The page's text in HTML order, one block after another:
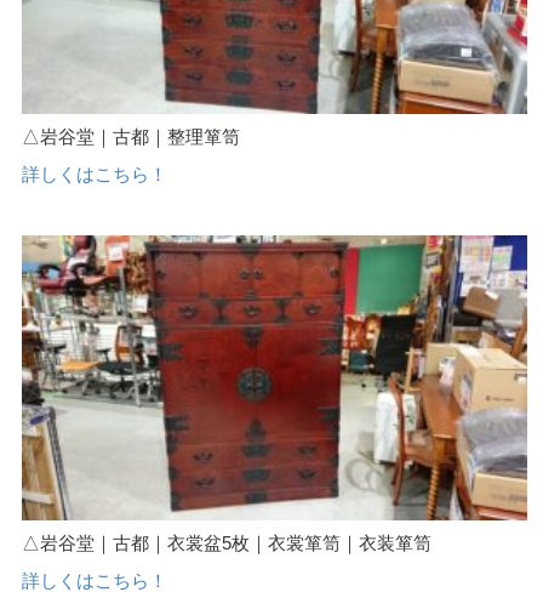
△岩谷堂｜古都｜整理箪笥
詳しくはこちら！
△岩谷堂｜古都｜衣裳盆5枚｜衣裳箪笥｜衣装箪笥
詳しくはこちら！